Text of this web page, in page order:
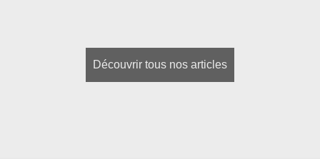
Découvrir tous nos articles